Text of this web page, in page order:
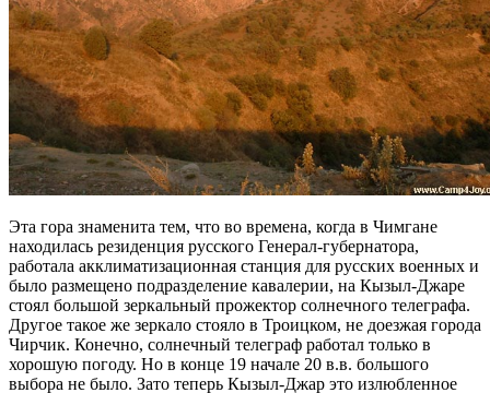
Эта гора знаменита тем, что во времена, когда в Чимгане
находилась резиденция русского Генерал-губернатора,
работала акклиматизационная станция для русских военных и
было размещено подразделение кавалерии, на Кызыл-Джаре
стоял большой зеркальный прожектор солнечного телеграфа.
Другое такое же зеркало стояло в Троицком, не доезжая города
Чирчик. Конечно, солнечный телеграф работал только в
хорошую погоду. Но в конце 19 начале 20 в.в. большого
выбора не было. Зато теперь Кызыл-Джар это излюбленное